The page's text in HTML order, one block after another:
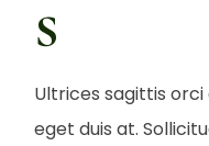
s
Ultrices sagittis
eget duis at.